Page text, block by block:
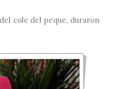
cole del peque, duraron